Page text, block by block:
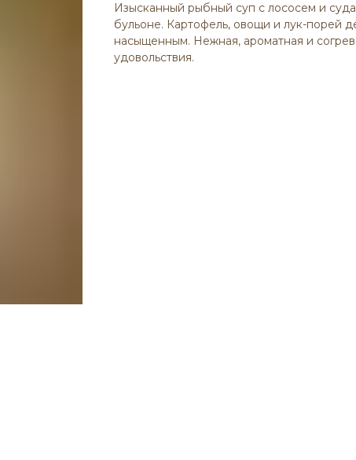
Изысканный рыбный суп с лососем и
бульоне. Картофель, овощи и лук-порей
насыщенным. Нежная, ароматная и
удовольствия.